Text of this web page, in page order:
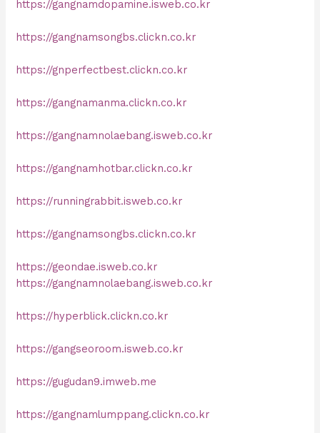
https://gangnamdopamine.isweb.co.kr
https://gangnamsongbs.clickn.co.kr
https://gnperfectbest.clickn.co.kr
https://gangnamanma.clickn.co.kr
https://gangnamnolaebang.isweb.co.kr
https://gangnamhotbar.clickn.co.kr
https://runningrabbit.isweb.co.kr
https://gangnamsongbs.clickn.co.kr
https://geondae.isweb.co.kr
https://gangnamnolaebang.isweb.co.kr
https://hyperblick.clickn.co.kr
https://gangseoroom.isweb.co.kr
https://gugudan9.imweb.me
https://gangnamlumppang.clickn.co.kr